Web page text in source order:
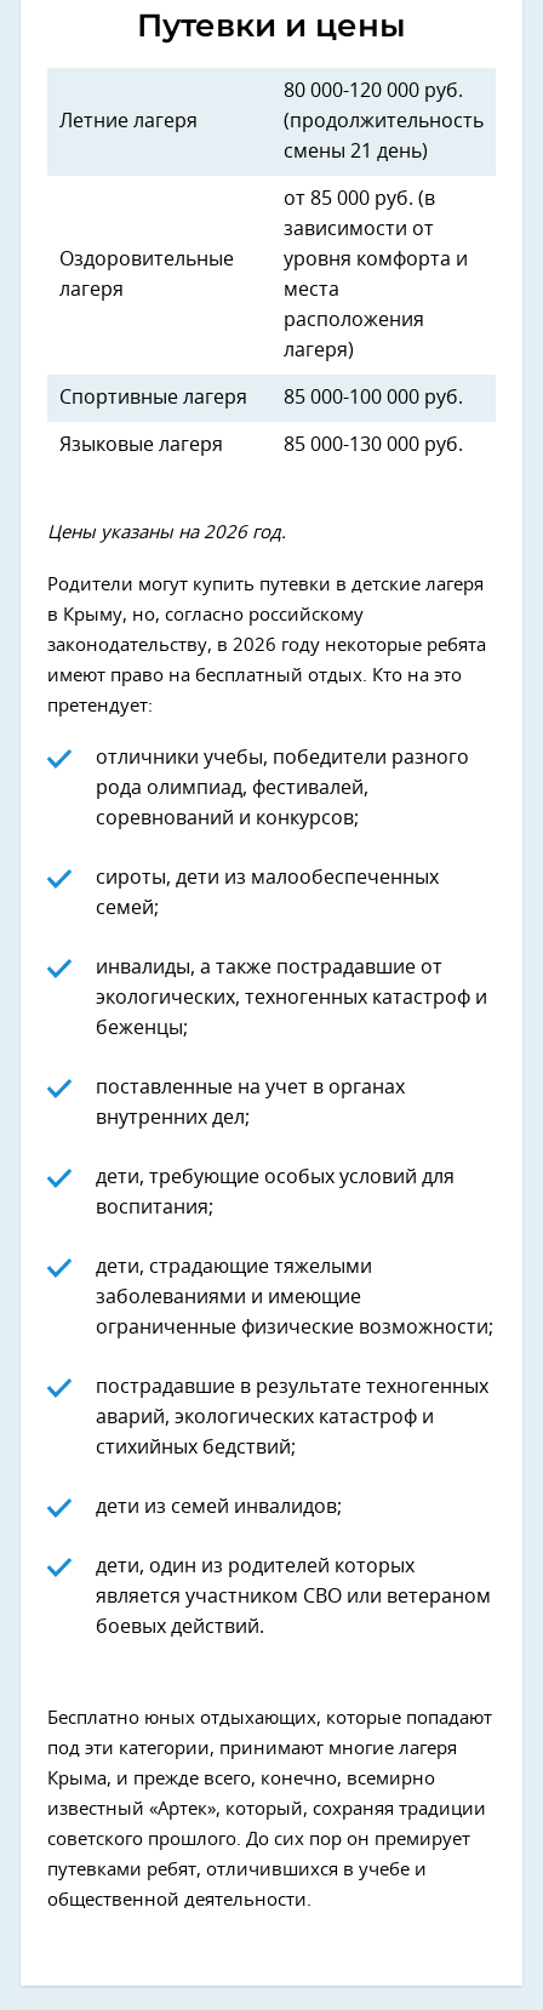
Путевки и цены
Летние лагеря
80 000-120 000 руб.
(продолжительность
смены 21 день)
Оздоровительные
лагеря
от 85 000 руб. (в
зависимости от
уровня комфорта и
места
расположения
лагеря)
Спортивные лагеря 85 000-100 000 руб.
Языковые лагеря 85 000-130 000 руб.
Цены указаны на 2026 год.
Родители могут купить путевки в детские лагеря
в Крыму, но, согласно российскому
законодательству, в 2026 году некоторые ребята
имеют право на бесплатный отдых. Кто на это
претендует:
отличники учебы, победители разного
рода олимпиад, фестивалей,
соревнований и конкурсов;
сироты, дети из малообеспеченных
семей;
инвалиды, а также пострадавшие от
экологических, техногенных катастроф и
беженцы;
поставленные на учет в органах
внутренних дел;
дети, требующие особых условий для
воспитания;
дети, страдающие тяжелыми
заболеваниями и имеющие
ограниченные физические возможности;
пострадавшие в результате техногенных
аварий, экологических катастроф и
стихийных бедствий;
дети из семей инвалидов;
дети, один из родителей которых
является участником СВО или ветераном
боевых действий.
Бесплатно юных отдыхающих, которые попадают
под эти категории, принимают многие лагеря
Крыма, и прежде всего, конечно, всемирно
известный «Артек», который, сохраняя традиции
советского прошлого. До сих пор он премирует
путевками ребят, отличившихся в учебе и
общественной деятельности.